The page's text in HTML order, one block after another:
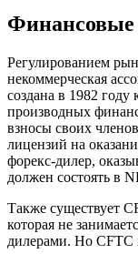
Регулированием
некоммерческая
создана в 1982 году
производных
взносы своих
лицензий на
форекс-дилер,
должен состоять в
Также существует
которая не
дилерами. Но CFTC